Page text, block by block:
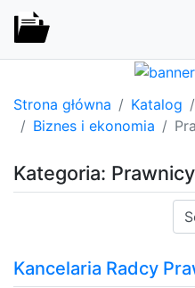
Strona główna Katalog
Biznes i ekonomia
Kategoria: Prawnicy
Kancelaria Radcy